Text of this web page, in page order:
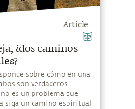
Article
¿dos caminos
sobre cómo en una
son verdaderos
no es un problema que
siga un camino espiritual